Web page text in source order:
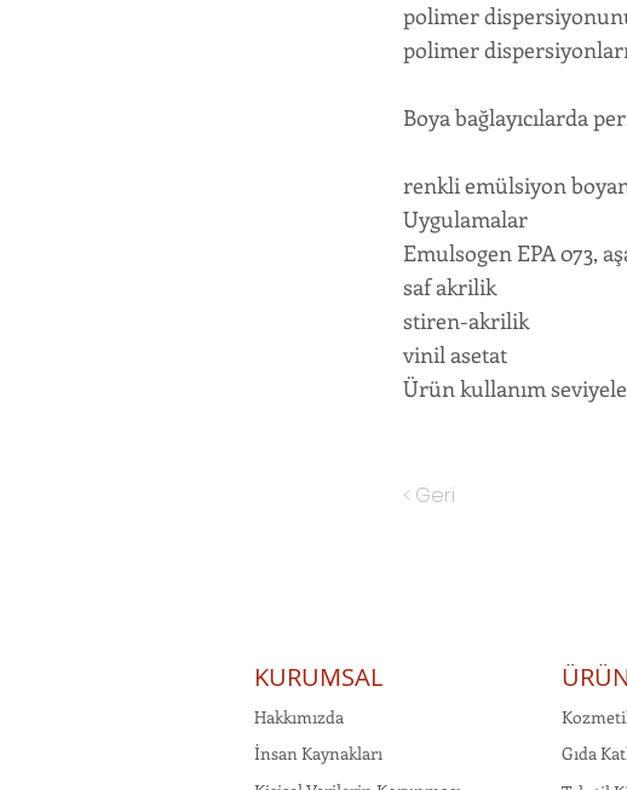
polimer
polimer
Boya bağlayıcılarda
renkli emülsiyon
Uygulamalar
Emulsogen EPA 073,
saf akrilik
stiren-akrilik
vinil asetat
Ürün kullanım
< Geri
KURUMSAL
Hakkımızda
İnsan Kaynakları
Gıda